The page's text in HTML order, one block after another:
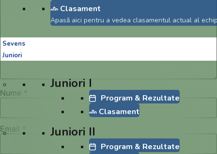
Clasament
Apasă aici pentru a vedea clasamentul actual al
Sevens
Juniori
Juniori I
Program & Rezultate
Clasament
Juniori II
Program & Rezultate
Nume *
Email